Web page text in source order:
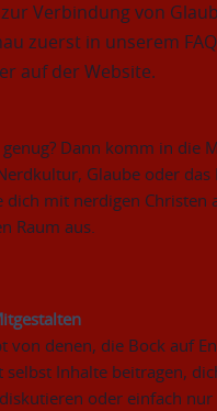
zur Verbindung von
zuerst in unserem
auf der Website.
genug? Dann komm in die
Glaube oder das
dich mit nerdigen Christen
Raum aus.
von denen, die Bock auf
selbst Inhalte beitragen,
oder einfach nur